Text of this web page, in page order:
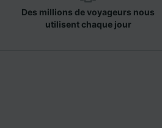
Des millions de voyageurs nous
utilisent chaque jour